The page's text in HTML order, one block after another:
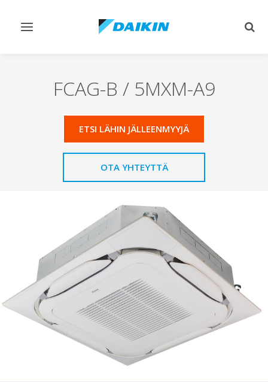
Vaihda
FCAG-B / 5MXM-A9
ETSI LÄHIN JÄLLEENMYYJÄ
OTA YHTEYTTÄ